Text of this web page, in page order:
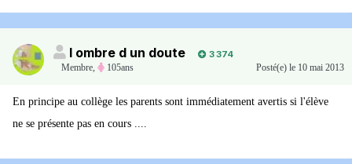
l ombre d un doute
3 374
Membre, 105ans Posté(e) le 10 mai 2013
En principe au collège les parents sont immédiatement avertis si l'élève
ne se présente pas en cours ....